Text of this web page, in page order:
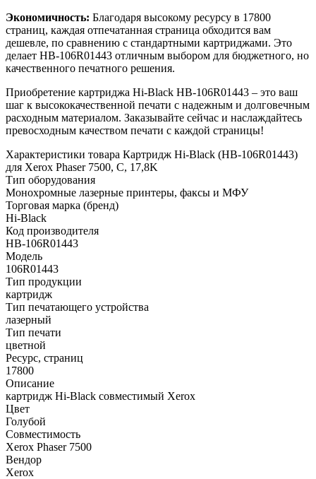
Экономичность: Благодаря высокому ресурсу в 17800
страниц, каждая отпечатанная страница обходится вам
дешевле, по сравнению с стандартными картриджами. Это
делает HB-106R01443 отличным выбором для бюджетного, но
качественного печатного решения.
Приобретение картриджа Hi-Black HB-106R01443 – это ваш
шаг к высококачественной печати с надежным и долговечным
расходным материалом. Заказывайте сейчас и наслаждайтесь
превосходным качеством печати с каждой страницы!
Характеристики товара Картридж Hi-Black (HB-106R01443)
для Xerox Phaser 7500, C, 17,8K
Тип оборудования
Монохромные лазерные принтеры, факсы и МФУ
Торговая марка (бренд)
Hi-Black
Код производителя
HB-106R01443
Модель
106R01443
Тип продукции
картридж
Тип печатающего устройства
лазерный
Тип печати
цветной
Ресурс, страниц
17800
Описание
картридж Hi-Black совместимый Xerox
Цвет
Голубой
Совместимость
Xerox Phaser 7500
Вендор
Xerox